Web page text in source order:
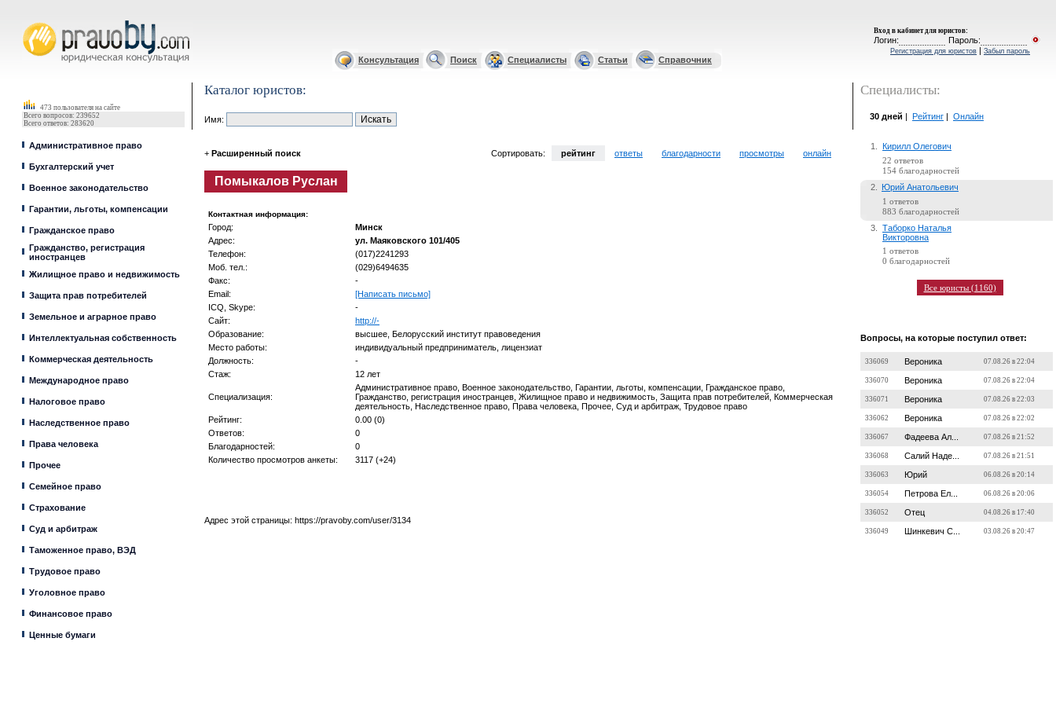
Вход в кабинет для юристов:
Логин: Пароль:
Регистрация для юристов | Забыл пароль
Консультация Поиск Специалисты Статьи Справочник
473 пользователя на сайте
Всего вопросов: 239652
Всего ответов: 283620
Административное право
Бухгалтерский учет
Военное законодательство
Гарантии, льготы, компенсации
Гражданское право
Гражданство, регистрация
иностранцев
Жилищное право и недвижимость
Защита прав потребителей
Земельное и аграрное право
Интеллектуальная собственность
Коммерческая деятельность
Международное право
Налоговое право
Наследственное право
Права человека
Прочее
Семейное право
Страхование
Суд и арбитраж
Таможенное право, ВЭД
Трудовое право
Уголовное право
Финансовое право
Ценные бумаги
Каталог юристов:
Имя:
+ Расширенный поиск Сортировать: рейтинг ответы благодарности просмотры онлайн
Помыкалов Руслан
Контактная информация:
Город:
Минск
Адрес:
ул. Маяковского 101/405
Телефон:
(017)2241293
Моб. тел.:
(029)6494635
Факс:
-
Email:
[Написать письмо]
ICQ, Skype:
-
Сайт:
http://-
Образование:
высшее, Белорусский институт правоведения
Место работы:
индивидуальный предприниматель, лицензиат
Должность:
-
Стаж:
12 лет
Специализация:
Административное право, Военное законодательство, Гарантии, льготы, компенсации, Гражданское право,
Гражданство, регистрация иностранцев, Жилищное право и недвижимость, Защита прав потребителей, Коммерческая
деятельность, Наследственное право, Права человека, Прочее, Суд и арбитраж, Трудовое право
Рейтинг:
0.00 (0)
Ответов:
0
Благодарностей:
0
Количество просмотров анкеты:
3117 (+24)
Адрес этой страницы: https://pravoby.com/user/3134
Специалисты:
30 дней Рейтинг Онлайн
1. Кирилл Олегович
22 ответов
154 благодарностей
2. Юрий Анатольевич
1 ответов
883 благодарностей
3.
Таборко Наталья
Викторовна
1 ответов
0 благодарностей
Все юристы (1160)
Вопросы, на которые поступил ответ:
336069 Вероника 07.08.26 в 22:04
336070 Вероника 07.08.26 в 22:04
336071 Вероника 07.08.26 в 22:03
336062 Вероника 07.08.26 в 22:02
336067 Фадеева Ал... 07.08.26 в 21:52
336068 Салий Наде... 07.08.26 в 21:51
336063 Юрий 06.08.26 в 20:14
336054 Петрова Ел... 06.08.26 в 20:06
336052 Отец 04.08.26 в 17:40
336049 Шинкевич С... 03.08.26 в 20:47